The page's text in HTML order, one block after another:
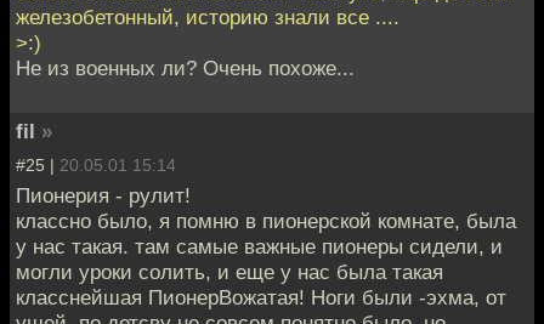
железобетонный, историю знали все ....
>:)
Не из военных ли? Очень похоже...
fil »
#25 | 20.05.01 15:14
Пионерия - рулит!
классно было, я помню в пионерской комнате, была
у нас такая. там самые важные пионеры сидели, и
могли уроки солить, и еще у нас была такая
класснейшая ПионерВожатая! Ноги были -эхма, от